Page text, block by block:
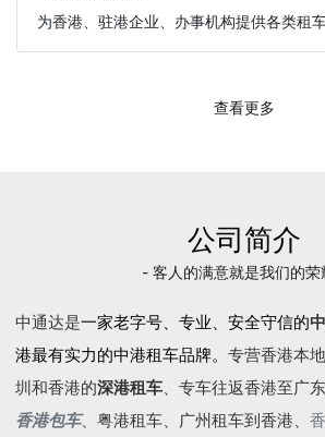
为香港、驻港企业、办事机构提供各类租
查看更多
公司简介
- 客人的满意就是我们的
中通达是一家老字号、专业、安全守信的
港最有实力的中港租车品牌。 专营香港本
圳和香港的深港租车、专车往返香港至广
香港包车、 粤港租车、广州租车到香港、